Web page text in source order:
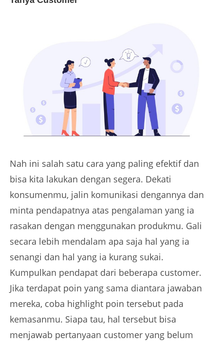
Nah ini salah satu cara yang paling efektif dan
bisa kita lakukan dengan segera. Dekati
konsumenmu, jalin komunikasi dengannya dan
minta pendapatnya atas pengalaman yang ia
rasakan dengan menggunakan produkmu. Gali
secara lebih mendalam apa saja hal yang ia
senangi dan hal yang ia kurang sukai.
Kumpulkan pendapat dari beberapa customer.
Jika terdapat poin yang sama diantara jawaban
mereka, coba highlight poin tersebut pada
kemasanmu. Siapa tau, hal tersebut bisa
menjawab pertanyaan customer yang belum